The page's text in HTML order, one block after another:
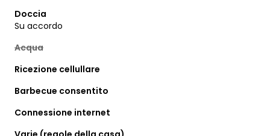
Doccia
Su accordo
Acqua
Ricezione cellullare
Barbecue consentito
Connessione internet